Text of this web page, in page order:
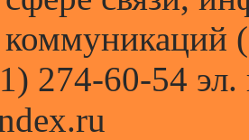
274-60-54 эл.